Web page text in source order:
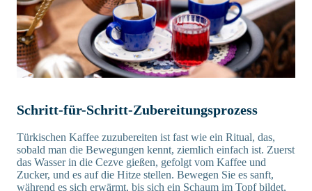
Schritt-für-Schritt-Zubereitungsprozess
Türkischen Kaffee zuzubereiten ist fast wie ein Ritual, das,
sobald man die Bewegungen kennt, ziemlich einfach ist. Zuerst
das Wasser in die Cezve gießen, gefolgt vom Kaffee und
Zucker, und es auf die Hitze stellen. Bewegen Sie es sanft,
während es sich erwärmt, bis sich ein Schaum im Topf bildet,